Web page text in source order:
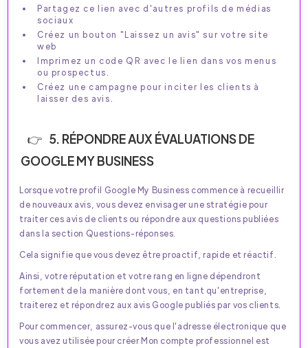
Partagez ce lien avec d'autres profils de médias
sociaux
Créez un bouton "Laissez un avis" sur votre site
web
Imprimez un code QR avec le lien dans vos menus
ou prospectus.
Créez une campagne pour inciter les clients à
laisser des avis.
5. RÉPONDRE AUX ÉVALUATIONS DE
GOOGLE MY BUSINESS
Lorsque votre profil Google My Business commence à recueillir
de nouveaux avis, vous devez envisager une stratégie pour
traiter ces avis de clients ou répondre aux questions publiées
dans la section Questions-réponses.
Cela signifie que vous devez être proactif, rapide et réactif.
Ainsi, votre réputation et votre rang en ligne dépendront
fortement de la manière dont vous, en tant qu'entreprise,
traiterez et répondrez aux avis Google publiés par vos clients.
Pour commencer, assurez-vous que l'adresse électronique que
vous avez utilisée pour créer Mon compte professionnel est